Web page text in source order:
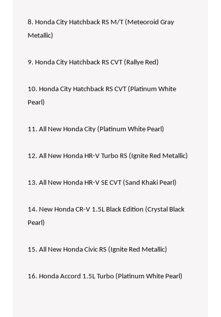
8. Honda City Hatchback RS M/T (Meteoroid Gray
Metallic)
9. Honda City Hatchback RS CVT (Rallye Red)
10. Honda City Hatchback RS CVT (Platinum White
Pearl)
11. All New Honda City (Platinum White Pearl)
12. All New Honda HR-V Turbo RS (Ignite Red Metallic)
13. All New Honda HR-V SE CVT (Sand Khaki Pearl)
14. New Honda CR-V 1.5L Black Edition (Crystal Black
Pearl)
15. All New Honda Civic RS (Ignite Red Metallic)
16. Honda Accord 1.5L Turbo (Platinum White Pearl)